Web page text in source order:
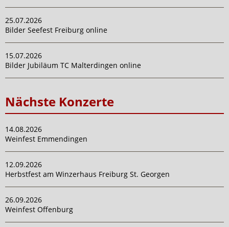
25.07.2026
Bilder Seefest Freiburg online
15.07.2026
Bilder Jubiläum TC Malterdingen online
Nächste Konzerte
14.08.2026
Weinfest Emmendingen
12.09.2026
Herbstfest am Winzerhaus Freiburg St. Georgen
26.09.2026
Weinfest Offenburg